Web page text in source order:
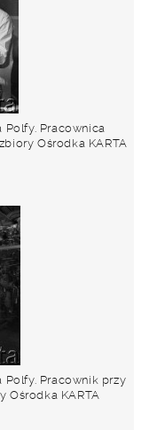
Polfy. Pracownica
Ośrodka KARTA
Polfy. Pracownik przy
Ośrodka KARTA